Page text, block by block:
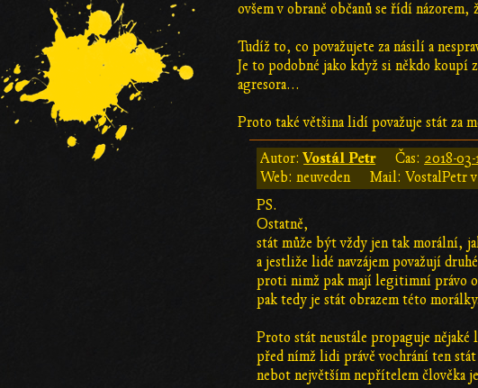
ovšem v obraně občanů se řídí
Tudíž to, co považujete za násilí a
Je to podobné jako když si někdo
agresora...
Proto také většina lidí považuje stát za
Autor:Vostál Petr Čas: 2018-
Web: neuveden
Mail: VostalPetr v
PS.
Ostatně,
stát může být vždy jen tak morální,
a jestliže lidé navzájem považují
proti nimž pak mají legitimní právo
pak tedy je stát obrazem této
Proto stát neustále propaguje
před nímž lidi právě vochrání ten
nebot největším nepřítelem člověka